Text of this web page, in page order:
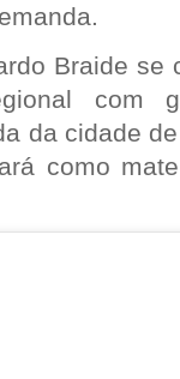
Braide se
com
da cidade
como